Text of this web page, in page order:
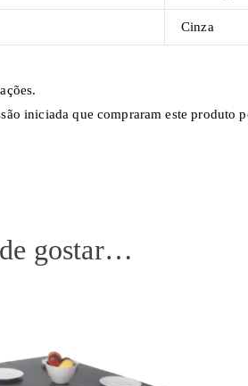
Cinza
iniciada que compraram este produto
gostar…